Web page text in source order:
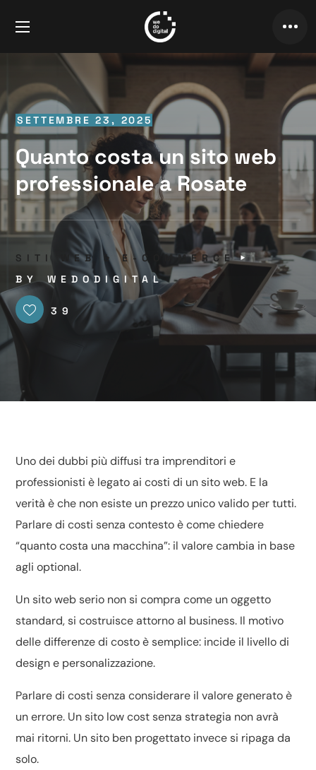
SETTEMBRE 23, 2025
Quanto costa un sito web
professionale a Rosate
SITI WEB & E-COMMERCE
BY WEDODIGITAL
39
Uno dei dubbi più diffusi tra imprenditori e
professionisti è legato ai costi di un sito web. E la
verità è che non esiste un prezzo unico valido per tutti.
Parlare di costi senza contesto è come chiedere
“quanto costa una macchina”: il valore cambia in base
agli optional.
Un sito web serio non si compra come un oggetto
standard, si costruisce attorno al business. Il motivo
delle differenze di costo è semplice: incide il livello di
design e personalizzazione.
Parlare di costi senza considerare il valore generato è
un errore. Un sito low cost senza strategia non avrà
mai ritorni. Un sito ben progettato invece si ripaga da
solo.